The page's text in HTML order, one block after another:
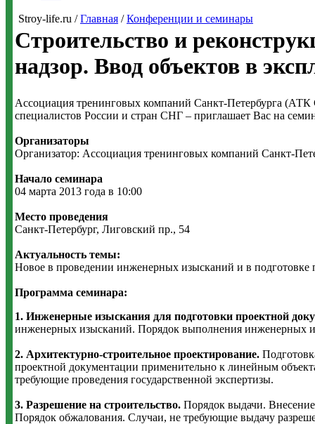
Stroy-life.ru /Главная /Конференции и семинары
Строительство и
надзор. Ввод объектов в
Ассоциация тренинговых компаний Санкт-Петербурга
специалистов России и стран СНГ – приглашает Вас на
Организаторы
Организатор: Ассоциация тренинговых компаний Санкт-
Начало семинара
04 марта 2013 года в 10:00
Место проведения
Санкт-Петербург, Лиговский пр., 54
Актуальность темы:
Новое в проведении инженерных изысканий и в подготовке
Программа семинара:
1. Инженерные изыскания для подготовки проектной
инженерных изысканий. Порядок выполнения инженерных
2. Архитектурно-строительное проектирование.
проектной документации применительно к линейным
требующие проведения государственной экспертизы.
3. Разрешение на строительство. Порядок выдачи.
Порядок обжалования. Случаи, не требующие выдачу